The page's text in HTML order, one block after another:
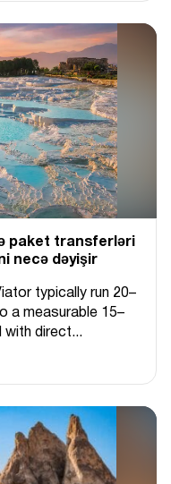
paket transferləri
necə dəyişir
typically run 20–
a measurable 15–
with direct...